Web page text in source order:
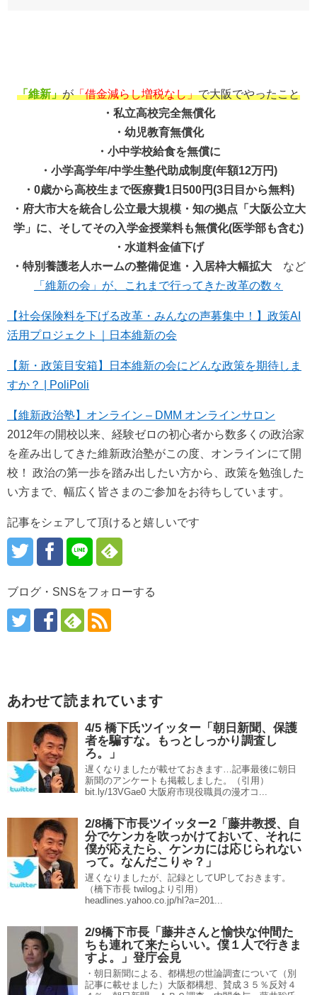
「維新」が「借金減らし増税なし」で大阪でやったこと
・私立高校完全無償化
・幼児教育無償化
・小中学校給食を無償に
・小学高学年/中学生塾代助成制度(年額12万円)
・0歳から高校生まで医療費1日500円(3日目から無料)
・府大市大を統合し公立最大規模・知の拠点「大阪公立大
学」に、そしてその入学金授業料も無償化(医学部も含む)
・水道料金値下げ
・特別養護老人ホームの整備促進・入居枠大幅拡大 など
「維新の会」が、これまで行ってきた改革の数々
【社会保険料を下げる改革・みんなの声募集中！】政策AI
活用プロジェクト｜日本維新の会
【新・政策目安箱】日本維新の会にどんな政策を期待しま
すか？ | PoliPoli
【維新政治塾】オンライン – DMM オンラインサロン
2012年の開校以来、経験ゼロの初心者から数多くの政治家
を産み出してきた維新政治塾がこの度、オンラインにて開
校！ 政治の第一歩を踏み出したい方から、政策を勉強した
い方まで、幅広く皆さまのご参加をお待ちしています。
記事をシェアして頂けると嬉しいです
ブログ・SNSをフォローする
あわせて読まれています
4/5 橋下氏ツイッター「朝日新聞、保護
者を騙すな。もっとしっかり調査し
ろ。」
遅くなりましたが載せておきます…記事最後に朝日
新聞のアンケートも掲載しました。（引用）
bit.ly/13VGae0 大阪府市現役職員の漫才コ...
2/8橋下市長ツイッター2「藤井教授、自
分でケンカを吹っかけておいて、それに
僕が応えたら、ケンカには応じられない
って。なんだこりゃ？」
遅くなりましたが、記録としてUPしておきます。
（橋下市長 twilogより引用）
headlines.yahoo.co.jp/hl?a=201...
2/9橋下市長「藤井さんと愉快な仲間た
ちも連れて来たらいい。僕１人で行きま
すよ。」登庁会見
・朝日新聞による、都構想の世論調査について（別
記事に載せました）大阪都構想、賛成３５％反対４